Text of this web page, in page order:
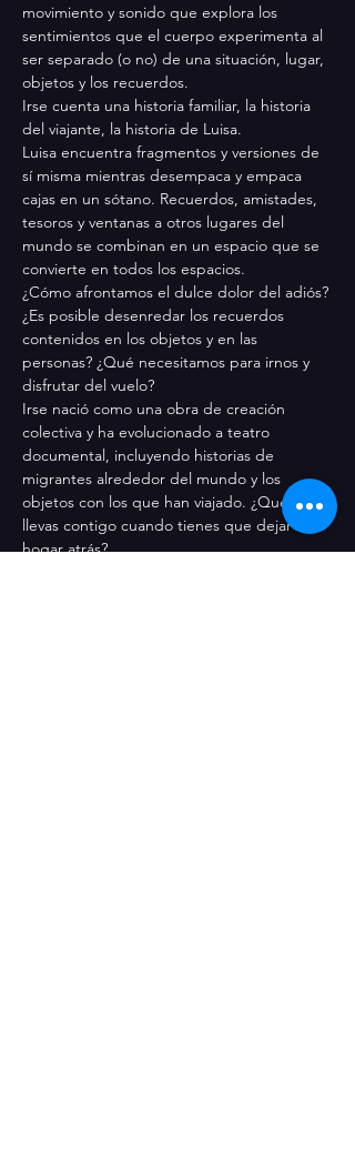
movimiento y sonido que explora los
sentimientos que el cuerpo experimenta al
ser separado (o no) de una situación, lugar,
objetos y los recuerdos.
Irse cuenta una historia familiar, la historia
del viajante, la historia de Luisa.
Luisa encuentra fragmentos y versiones de
sí misma mientras desempaca y empaca
cajas en un sótano. Recuerdos, amistades,
tesoros y ventanas a otros lugares del
mundo se combinan en un espacio que se
convierte en todos los espacios.
¿Cómo afrontamos el dulce dolor del adiós?
¿Es posible desenredar los recuerdos
contenidos en los objetos y en las
personas? ¿Qué necesitamos para irnos y
disfrutar del vuelo?
Irse nació como una obra de creación
colectiva y ha evolucionado a teatro
documental, incluyendo historias de
migrantes alrededor del mundo y los
objetos con los que han viajado. ¿Qué te
llevas contigo cuando tienes que dejar tu
hogar atrás?